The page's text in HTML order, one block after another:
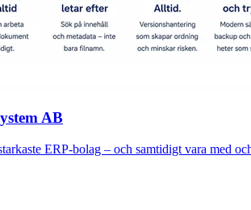
AB
ERP-bolag – och samtidigt vara med